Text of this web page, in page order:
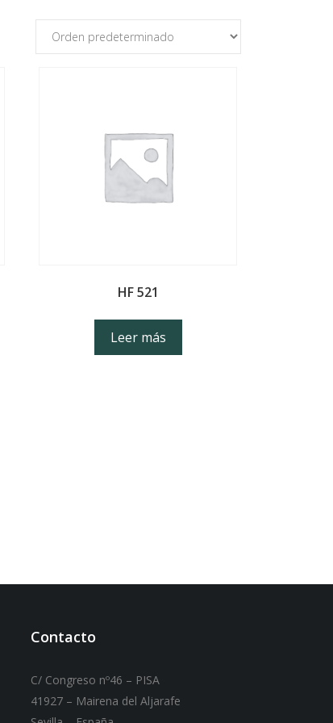
HF 521
Leer más
Contacto
C/ Congreso nº46 – PISA
41927 – Mairena del Aljarafe